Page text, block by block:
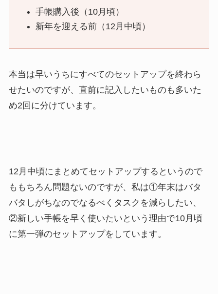
手帳購入後（10月頃）
新年を迎える前（12月中頃）
本当は早いうちにすべてのセットアップを終わら
せたいのですが、直前に記入したいものも多いた
め2回に分けています。
12月中頃にまとめてセットアップするというので
ももちろん問題ないのですが、私は①年末はバタ
バタしがちなのでなるべくタスクを減らしたい、
②新しい手帳を早く使いたいという理由で10月頃
に第一弾のセットアップをしています。